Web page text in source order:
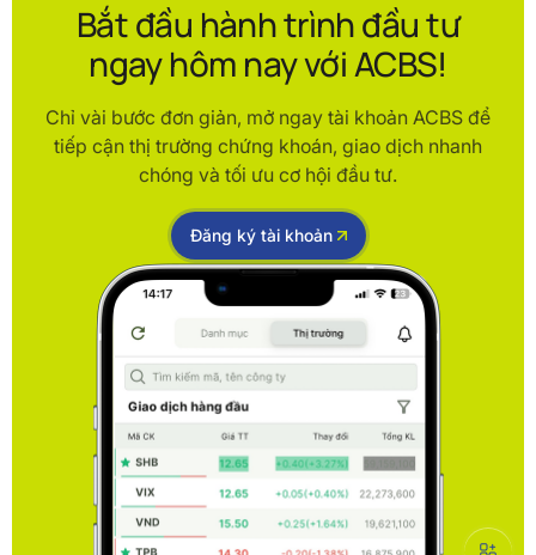
Bắt đầu hành trình đầu tư
ngay hôm nay với ACBS!
Chỉ vài bước đơn giản, mở ngay tài khoản ACBS để
tiếp cận thị trường chứng khoán, giao dịch nhanh
chóng và tối ưu cơ hội đầu tư.
Đăng ký tài khoản